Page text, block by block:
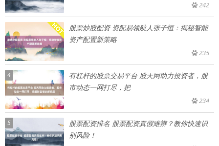
242
股票炒股配资 资配易领航人张子恒：揭秘智能
资产配置新策略
235
4
有杠杆的股票交易平台 股天网助力投资者，股
市动态一网打尽，把
234
5
股票配资排名 股票配资真假难辨？教你快速识
别风险！